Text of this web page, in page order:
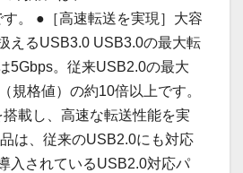
。 ●［高速転送を実現］大容
えるUSB3.0 USB3.0の最大転
5Gbps。従来USB2.0の最大
規格値）の約10倍以上です。
載し、高速な転送性能を実
は、従来のUSB2.0にも対応
入されているUSB2.0対応パ